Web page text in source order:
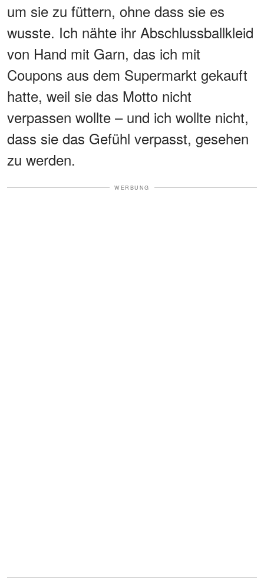
um sie zu füttern, ohne dass sie es
wusste. Ich nähte ihr Abschlussballkleid
von Hand mit Garn, das ich mit
Coupons aus dem Supermarkt gekauft
hatte, weil sie das Motto nicht
verpassen wollte – und ich wollte nicht,
dass sie das Gefühl verpasst, gesehen
zu werden.
WERBUNG